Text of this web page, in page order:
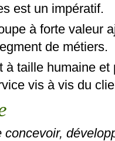
est un impératif.
à forte valeur
de métiers.
à taille humaine
vis à vis du
concevoir,